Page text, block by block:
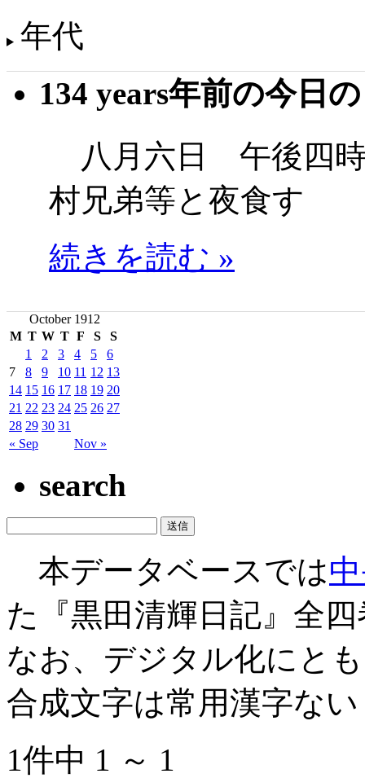
年代
134 years年前の今日
八月六日 午後四
村兄弟等と夜食す
続きを読む »
October 1912
M T W T F S S
« Sep Nov »
1 2 3 4 5
6
7
8 9 10 11 12 13
14 15 16 17 18 19 20
21 22 23 24 25 26 27
28 29 30 31
search
本データベースでは
た『黒田清輝日記』全
なお、デジタル化にと
合成文字は常用漢字な
1件中 1 ～ 1